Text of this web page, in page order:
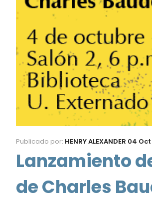
Publicado por: HENRY ALEXANDER 04 Oct
Lanzamiento
de Charles